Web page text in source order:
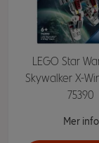
LEGO Star
Skywalker X-
75390
Mer info